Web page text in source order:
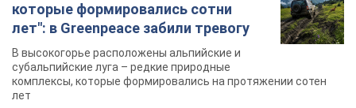
которые формировались сотни
лет": в Greenpeace забили тревогу
В высокогорье расположены альпийские и
субальпийские луга – редкие природные
комплексы, которые формировались на протяжении сотен
лет